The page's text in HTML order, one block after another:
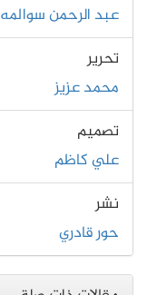
عبد الرحمن سوالمه
تحرير
محمد عزيز
تصميم
علي كاظم
نشر
حور قادري